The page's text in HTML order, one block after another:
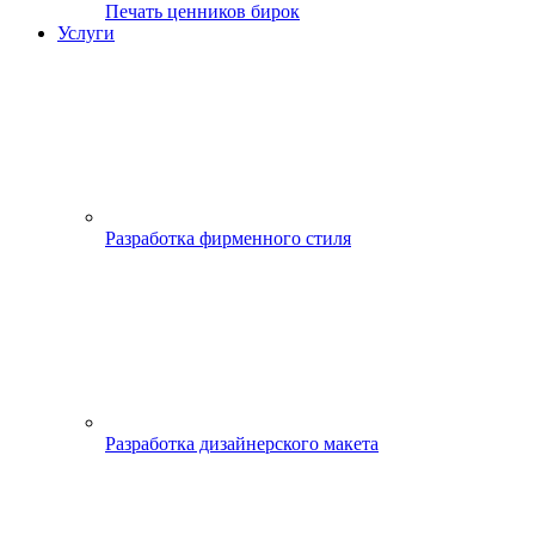
Печать ценников бирок
Услуги
Разработка фирменного стиля
Разработка дизайнерского макета